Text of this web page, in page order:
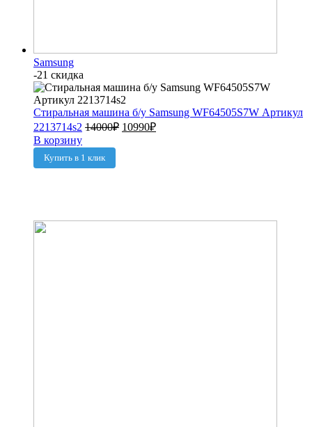
Samsung
-21 скидка
Стиральная машина б/у Samsung WF64505S7W Артикул
2213714s2 14000₽ 10990₽
В корзину
Купить в 1 клик